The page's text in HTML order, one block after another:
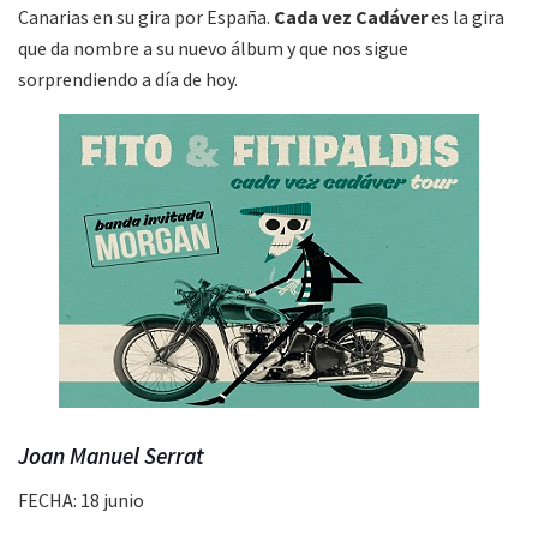
Canarias en su gira por España. Cada vez Cadáveres la gira
que da nombre a su nuevo álbum y que nos sigue
sorprendiendo a día de hoy.
Joan Manuel Serrat
FECHA: 18 junio